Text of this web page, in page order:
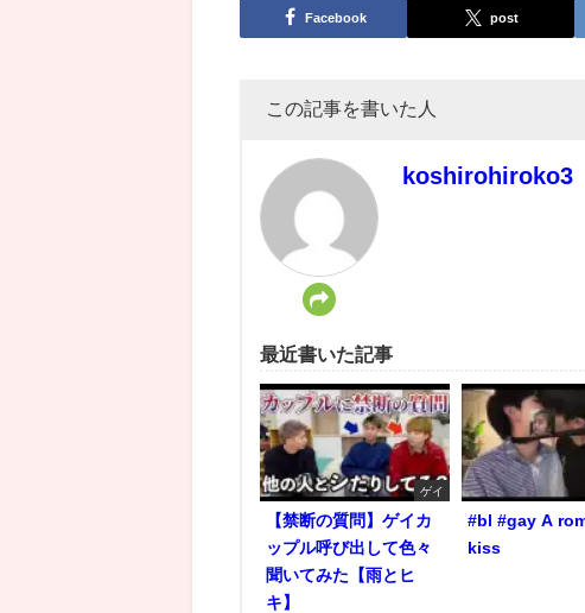
Facebook post
この記事を書いた人
koshirohiroko3
最近書いた記事
ゲイ
【禁断の質問】ゲイカ
ップル呼び出して色々
聞いてみた【雨とヒ
キ】
#bl #gay A
kiss